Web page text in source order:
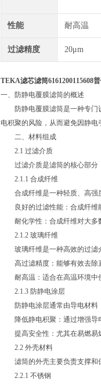
性能 耐高温
过滤精度 20μm
TEKA滤芯滤筒6161200115608
一、防静电覆膜滤筒的概述
防静电覆膜滤筒是一种专门设
电积聚的风险，从而避免因静
二、材料组成
2.1 过滤介质
过滤介质是滤筒的核心部分
2.1.1 合成纤维
合成纤维是一种轻质、高强
良好的过滤性能：合成纤维
耐化学性：合成纤维对大多
2.1.2 玻璃纤维
玻璃纤维是一种高效的过滤
高过滤精度：能够有效去除
耐高温：适合在高温环境中
2.1.3 防静电涂层
防静电涂层通常由导电材料
降低静电积聚：通过增强导
提高安全性：尤其在易燃易
2.2 外壳材料
滤筒的外壳主要负责支撑和
2.2.1 不锈钢